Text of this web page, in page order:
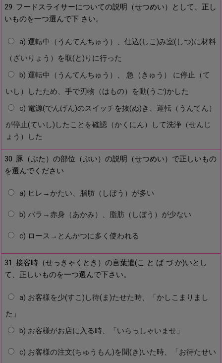
29. フードスライサーについての説明（せつめい）として、正し
いものを一つ選んで下 さい。
a) 運転中（うんてんちゅう）、仕込(しこ)み室(しつ)に材料
（ざいりょう）を取(と)りに行った
b) 運転中（うんてんちゅう）、 急（きゅう） に停止（て
いし）したため、手で刃物（はもの）を動(うご)かした
c) 電源(でんげん)のスイッチを抜(ぬ)き、運転（うんてん）
が停止(ていし)したことを確認（かくにん）して洗浄（せんじ
ょう）した
30. 豚（ぶた）の部位（ぶい）の説明（せつめい）で正しいもの
を選んでください
a) ヒレ→かたい、脂肪（しぼう）が多い
b) バラ→赤身（あかみ）、脂肪（しぼう）が少ない
c) ロース→とんかつに多く使われる
31. 接客時（せっきゃくとき）の言葉遣(こ と ば づ か)いとし
て、正しいものを一つ選んで下さい。
a) お客様を少(すこ)し待(ま)たせた時、「かしこまりまし
た」
b) お客様がお店に入る時、「いらっしゃいませ」
c) お客様の注文(ちゅうもん)を聞(き)いた時、「お待たせい